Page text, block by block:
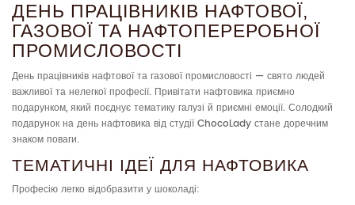
ДЕНЬ ПРАЦІВНИКІВ НАФТОВОЇ,
ГАЗОВОЇ ТА НАФТОПЕРЕРОБНОЇ
ПРОМИСЛОВОСТІ
День працівників нафтової та газової промисловості — свято людей
важливої та нелегкої професії. Привітати нафтовика приємно
подарунком, який поєднує тематику галузі й приємні емоції. Солодкий
подарунок на день нафтовика від студії ChocoLady стане доречним
знаком поваги.
ТЕМАТИЧНІ ІДЕЇ ДЛЯ НАФТОВИКА
Професію легко відобразити у шоколаді: